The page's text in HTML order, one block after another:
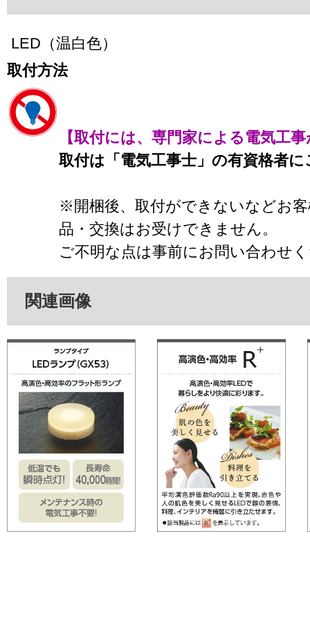
LED（温白色）
取付方法
【取付には、専門家による電気工
取付は「電気工事士」の有資格者
※開梱後、取付ができないなどお
品・交換はお受けできません。
ご不明な点は事前にお問い合わせ
関連画像